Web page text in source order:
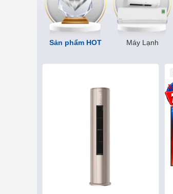
Sản phẩm HOT Máy Lạnh